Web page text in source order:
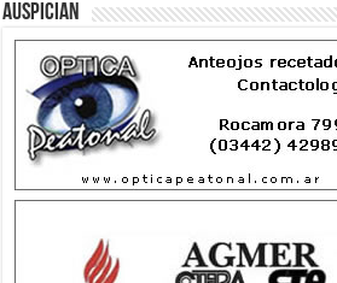
Auspician